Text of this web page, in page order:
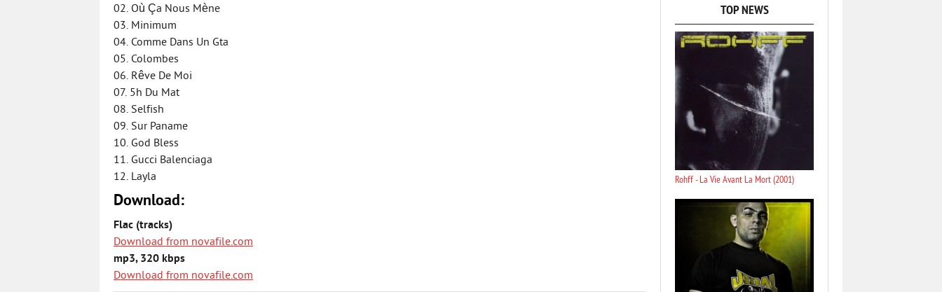
02. Où Ça Nous Mène
03. Minimum
04. Comme Dans Un Gta
05. Colombes
06. Rêve De Moi
07. 5h Du Mat
08. Selfish
09. Sur Paname
10. God Bless
11. Gucci Balenciaga
12. Layla
Download:
Flac (tracks)
Download from novafile.com
mp3, 320 kbps
Download from novafile.com
TOP NEWS
Rohff - La Vie Avant La Mort (2001)